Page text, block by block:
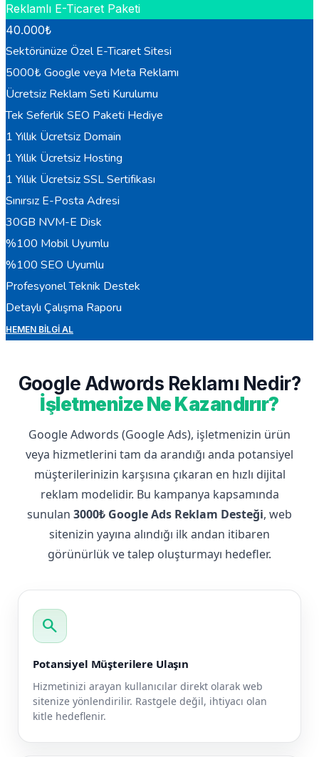
Reklamlı E-Ticaret Paketi
40.000₺
Sektörünüze Özel E-Ticaret Sitesi
5000₺ Google veya Meta Reklamı
Ücretsiz Reklam Seti Kurulumu
Tek Seferlik SEO Paketi Hediye
1 Yıllık Ücretsiz Domain
1 Yıllık Ücretsiz Hosting
1 Yıllık Ücretsiz SSL Sertifikası
Sınırsız E-Posta Adresi
30GB NVM-E Disk
%100 Mobil Uyumlu
%100 SEO Uyumlu
Profesyonel Teknik Destek
Detaylı Çalışma Raporu
HEMEN BILGI AL
Google Adwords Reklamı Nedir?
İşletmenize Ne Kazandırır?
Google Adwords (Google Ads), işletmenizin ürün
veya hizmetlerini tam da arandığı anda potansiyel
müşterilerinizin karşısına çıkaran en hızlı dijital
reklam modelidir. Bu kampanya kapsamında
sunulan 3000₺ Google Ads Reklam Desteği, web
sitenizin yayına alındığı ilk andan itibaren
görünürlük ve talep oluşturmayı hedefler.
search
Potansiyel Müşterilere Ulaşın
Hizmetinizi arayan kullanıcılar direkt olarak web
sitenize yönlendirilir. Rastgele değil, ihtiyacı olan
kitle hedeflenir.